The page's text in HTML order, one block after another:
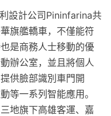
設計公司Pininfarina共
旗艦轎車，不僅能符
是商務人士移動的優
辦公室，並且將個人
供臉部識別車門開
等一系列智能應用。
地旗下高雄客運、嘉